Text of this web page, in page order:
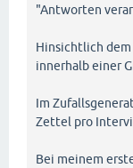
"Antworten
Hinsichtlich dem
innerhalb einer
Im
Zettel pro
Bei meinem